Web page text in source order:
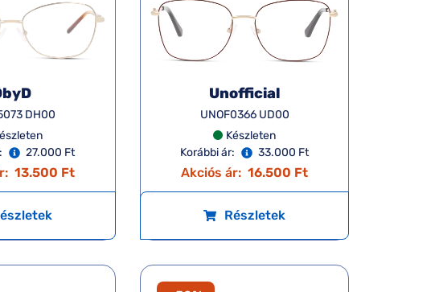
DH00
27.000 Ft
13.500 Ft
Unofficial
UNOF0366 UD00
Készleten
Korábbi ár:
33.000 Ft
Akciós ár: 16.500 Ft
Részletek